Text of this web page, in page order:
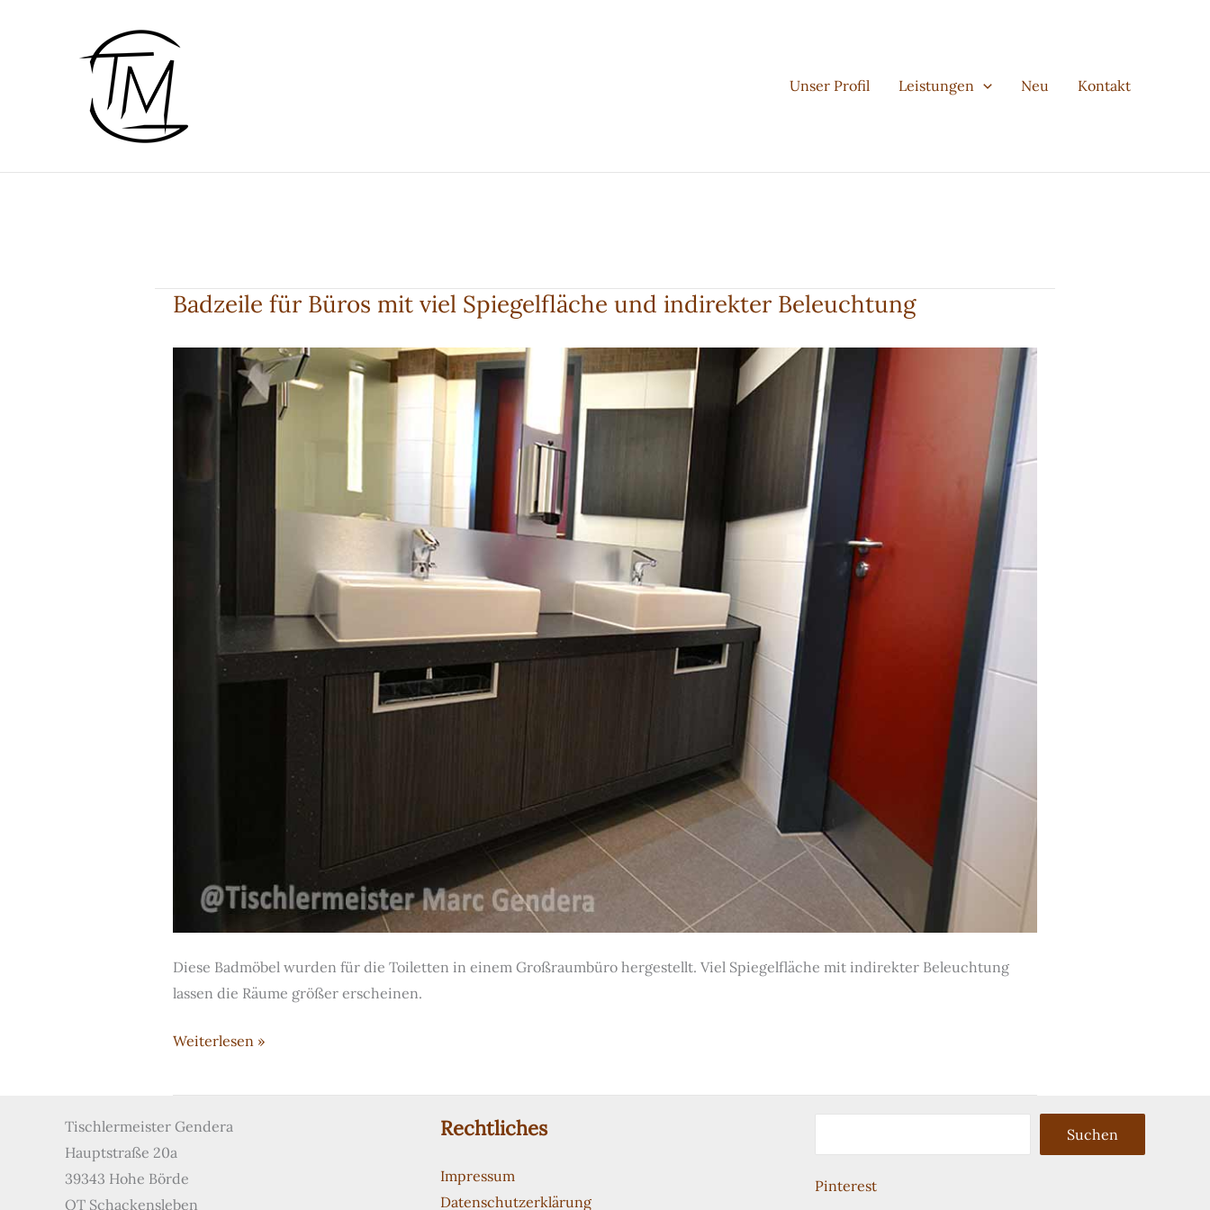
Unser Profil
Leistungen Neu Kontakt
Badzeile für Büros mit viel Spiegelfläche und indirekter Beleuchtung
Diese Badmöbel wurden für die Toiletten in einem Großraumbüro hergestellt. Viel Spiegelfläche mit indirekter Beleuchtung
lassen die Räume größer erscheinen.
Badzeile
Büros
mit
Spiegelfläche
und
Weiterlesen »
Tischlermeister Gendera
Hauptstraße 20a
39343 Hohe Börde
OT Schackensleben
Rechtliches
Impressum
Datenschutzerklärung
Suchen
Pinterest